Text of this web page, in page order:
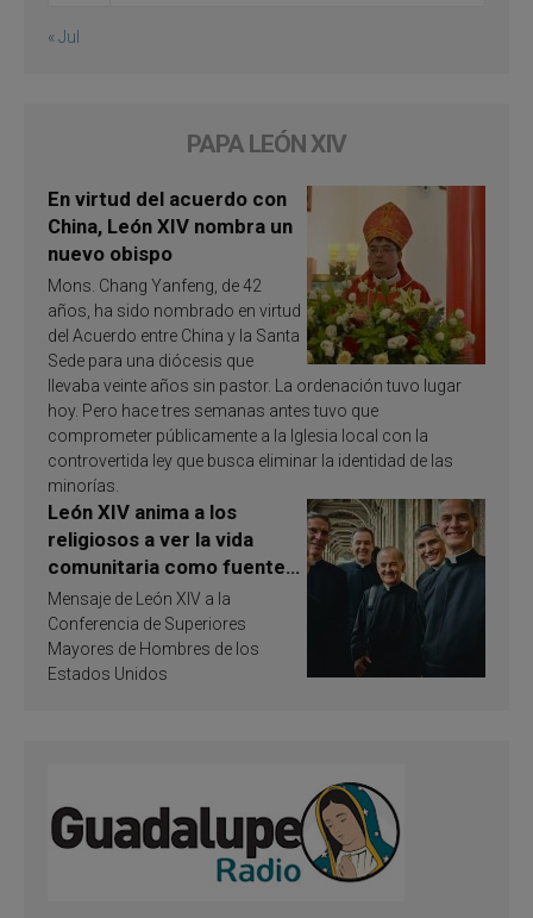
« Jul
PAPA LEÓN XIV
En virtud del acuerdo con
China, León XIV nombra un
nuevo obispo
Mons. Chang Yanfeng, de 42
años, ha sido nombrado en virtud
del Acuerdo entre China y la Santa
Sede para una diócesis que
llevaba veinte años sin pastor. La ordenación tuvo lugar
hoy. Pero hace tres semanas antes tuvo que
comprometer públicamente a la Iglesia local con la
controvertida ley que busca eliminar la identidad de las
minorías.
León XIV anima a los
religiosos a ver la vida
comunitaria como fuente
de inspiración y
santificación
Mensaje de León XIV a la
Conferencia de Superiores
Mayores de Hombres de los
Estados Unidos